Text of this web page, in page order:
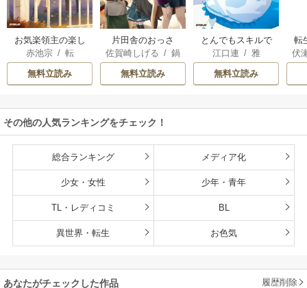
お気楽領主の楽し
い領地防衛
赤池宗/ 転
無料立読み
片田舎のおっさ
ん、剣聖になる
～ただの田舎の剣
術師範だったの
たちが俺を放って
くれない件～
佐賀崎しげる /鍋
島テツヒロ
無料立読み
とんでもスキルで
異世界放浪メシ
江口連 / 雅
無料立読み
転
伏
その他の人気ランキングをチェック！
総合ランキング メディア化
少女・女性 少年・青年
TL・レディコミ BL
異世界・転生 お色気
あなたがチェックした作品 履歴削除